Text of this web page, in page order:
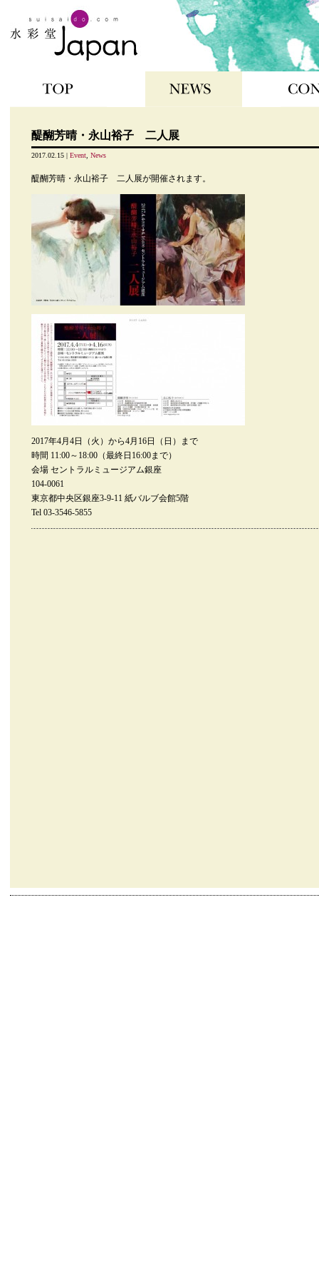
醍醐芳晴・永山裕子 二人展
2017.02.15 | Event News
醍醐芳晴・永山裕子 二人展が開催されます。
2017年4月4日（火）から4月16日（日）まで
時間 11:00～18:00（最終日16:00まで）
会場 セントラルミュージアム銀座
104-0061
東京都中央区銀座3-9-11 紙バルブ会館5階
Tel 03-3546-5855